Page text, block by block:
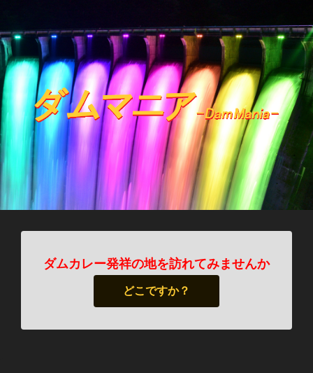
ダムカレー発祥の地を訪れてみませんか
どこですか？